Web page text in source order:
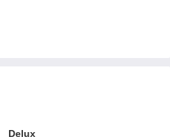
Delux